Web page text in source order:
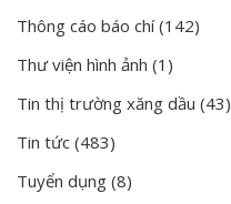
Thông cáo báo chí(142)
Thư viện hình ảnh (1)
Tin thị trường xăng dầu (43)
Tin tức (483)
Tuyển dụng (8)